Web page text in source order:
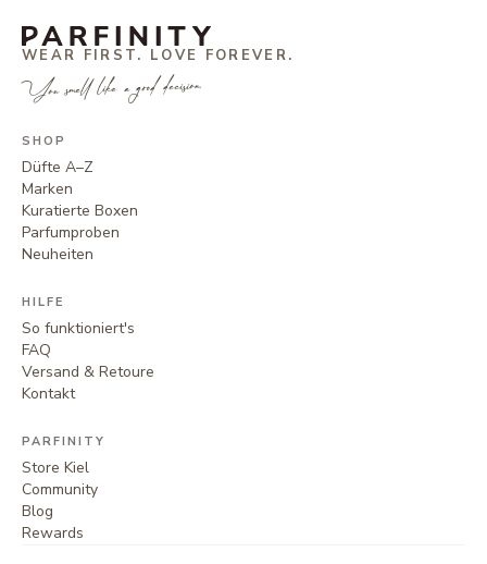
WEAR FIRST. LOVE FOREVER.
You smell like a good decision.
SHOP
Düfte A–Z
Marken
Kuratierte Boxen
Parfumproben
Neuheiten
HILFE
So funktioniert's
FAQ
Versand & Retoure
Kontakt
PARFINITY
Store Kiel
Community
Blog
Rewards